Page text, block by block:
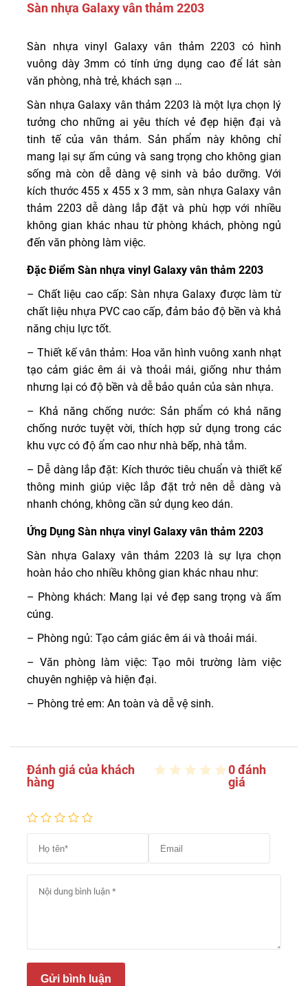
Sàn nhựa Galaxy vân thảm 2203
Sàn nhựa vinyl Galaxy vân thảm 2203 có hình
vuông dày 3mm có tính ứng dụng cao để lát sàn
văn phòng, nhà trẻ, khách sạn …
Sàn nhựa Galaxy vân thảm 2203 là một lựa chọn lý
tưởng cho những ai yêu thích vẻ đẹp hiện đại và
tinh tế của vân thảm. Sản phẩm này không chỉ
mang lại sự ấm cúng và sang trọng cho không gian
sống mà còn dễ dàng vệ sinh và bảo dưỡng. Với
kích thước 455 x 455 x 3 mm, sàn nhựa Galaxy vân
thảm 2203 dễ dàng lắp đặt và phù hợp với nhiều
không gian khác nhau từ phòng khách, phòng ngủ
đến văn phòng làm việc.
Đặc Điểm Sàn nhựa vinyl Galaxy vân thảm 2203
– Chất liệu cao cấp: Sàn nhựa Galaxy được làm từ
chất liệu nhựa PVC cao cấp, đảm bảo độ bền và khả
năng chịu lực tốt.
– Thiết kế vân thảm: Hoa văn hình vuông xanh nhạt
tạo cảm giác êm ái và thoải mái, giống như thảm
nhưng lại có độ bền và dễ bảo quản của sàn nhựa.
– Khả năng chống nước: Sản phẩm có khả năng
chống nước tuyệt vời, thích hợp sử dụng trong các
khu vực có độ ẩm cao như nhà bếp, nhà tắm.
– Dễ dàng lắp đặt: Kích thước tiêu chuẩn và thiết kế
thông minh giúp việc lắp đặt trở nên dễ dàng và
nhanh chóng, không cần sử dụng keo dán.
Ứng Dụng Sàn nhựa vinyl Galaxy vân thảm 2203
Sàn nhựa Galaxy vân thảm 2203 là sự lựa chọn
hoàn hảo cho nhiều không gian khác nhau như:
– Phòng khách: Mang lại vẻ đẹp sang trọng và ấm
cúng.
– Phòng ngủ: Tạo cảm giác êm ái và thoải mái.
– Văn phòng làm việc: Tạo môi trường làm việc
chuyên nghiệp và hiện đại.
– Phòng trẻ em: An toàn và dễ vệ sinh.
Đánh giá của khách
hàng
0 đánh
giá
Gửi bình luận